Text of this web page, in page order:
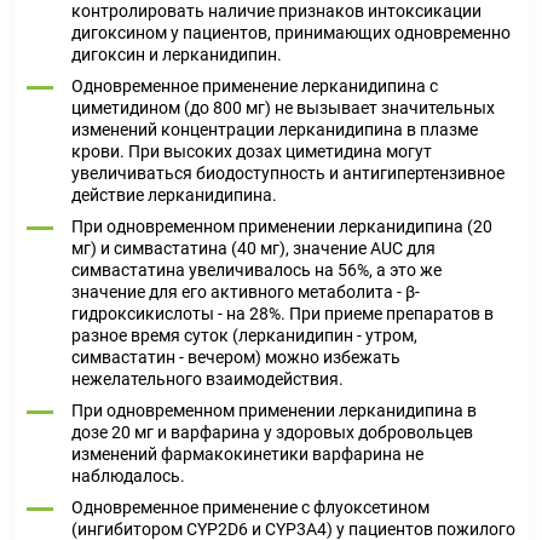
контролировать наличие признаков интоксикации
дигоксином у пациентов, принимающих одновременно
дигоксин и лерканидипин.
Одновременное применение лерканидипина с
циметидином (до 800 мг) не вызывает значительных
изменений концентрации лерканидипина в плазме
крови. При высоких дозах циметидина могут
увеличиваться биодоступность и антигипертензивное
действие лерканидипина.
При одновременном применении лерканидипина (20
мг) и симвастатина (40 мг), значение AUC для
симвастатина увеличивалось на 56%, а это же
значение для его активного метаболита - β-
гидроксикислоты - на 28%. При приеме препаратов в
разное время суток (лерканидипин - утром,
симвастатин - вечером) можно избежать
нежелательного взаимодействия.
При одновременном применении лерканидипина в
дозе 20 мг и варфарина у здоровых добровольцев
изменений фармакокинетики варфарина не
наблюдалось.
Одновременное применение с флуоксетином
(ингибитором CYP2D6 и CYP3A4) у пациентов пожилого